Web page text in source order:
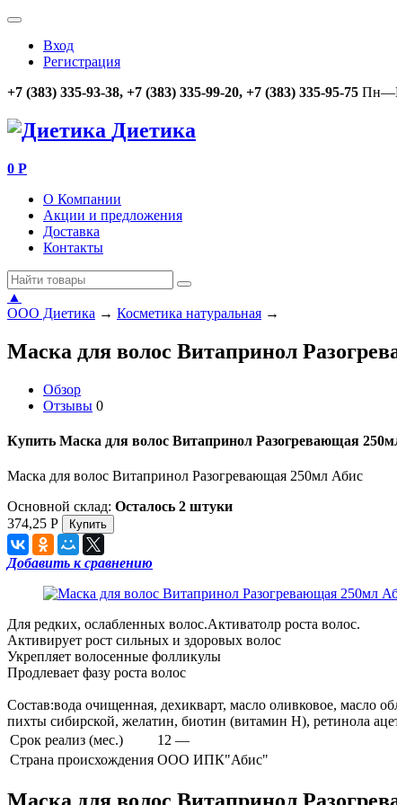
Вход
Регистрация
+7 (383) 335-93-38, +7 (383) 335-99-20, +7 (383) 335-95-75
Диетика
0 Р
О Компании
Акции и предложения
Доставка
Контакты
▲
ООО Диетика → Косметика натуральная →
Маска для волос Витапринол
Обзор
Отзывы 0
Купить Маска для волос Витапринол Разогревающая
Маска для волос Витапринол Разогревающая 250мл Абис
Основной склад: Осталось 2 штуки
374,25 Р
Добавить к сравнению
Для редких, ослабленных волос.Активатолр роста волос.
Активирует рост сильных и здоровых волос
Укрепляет волосенные фолликулы
Продлевает фазу роста волос
Состав:вода очищенная, дехикварт, масло оливковое, масло
пихты сибирской, желатин, биотин (витамин Н), ретинола
Срок реализ (мес.)
12 —
Страна происхождения ООО ИПК"Абис"